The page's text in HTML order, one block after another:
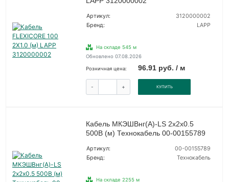
Артикул:
3120000002
Бренд:
LAPP
На складе 545 м
Обновлено 07.08.2026
Розничная цена: 96.91 руб. / м
- + КУПИТЬ
Кабель МКЭШВнг(А)-LS 2х2х0.5
500В (м) Технокабель 00-00155789
Артикул:
00-00155789
Бренд:
Технокабель
На складе 2255 м